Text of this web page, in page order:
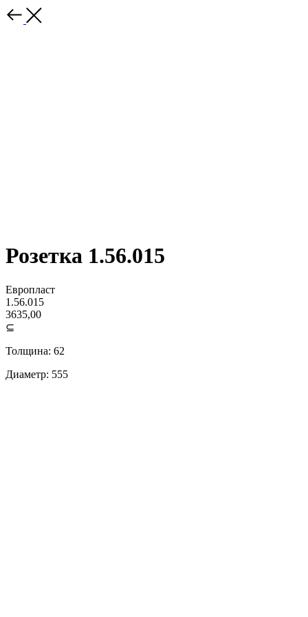
Розетка 1.56.015
Европласт
1.56.015
3635,00
⊆
Толщина: 62
Диаметр: 555